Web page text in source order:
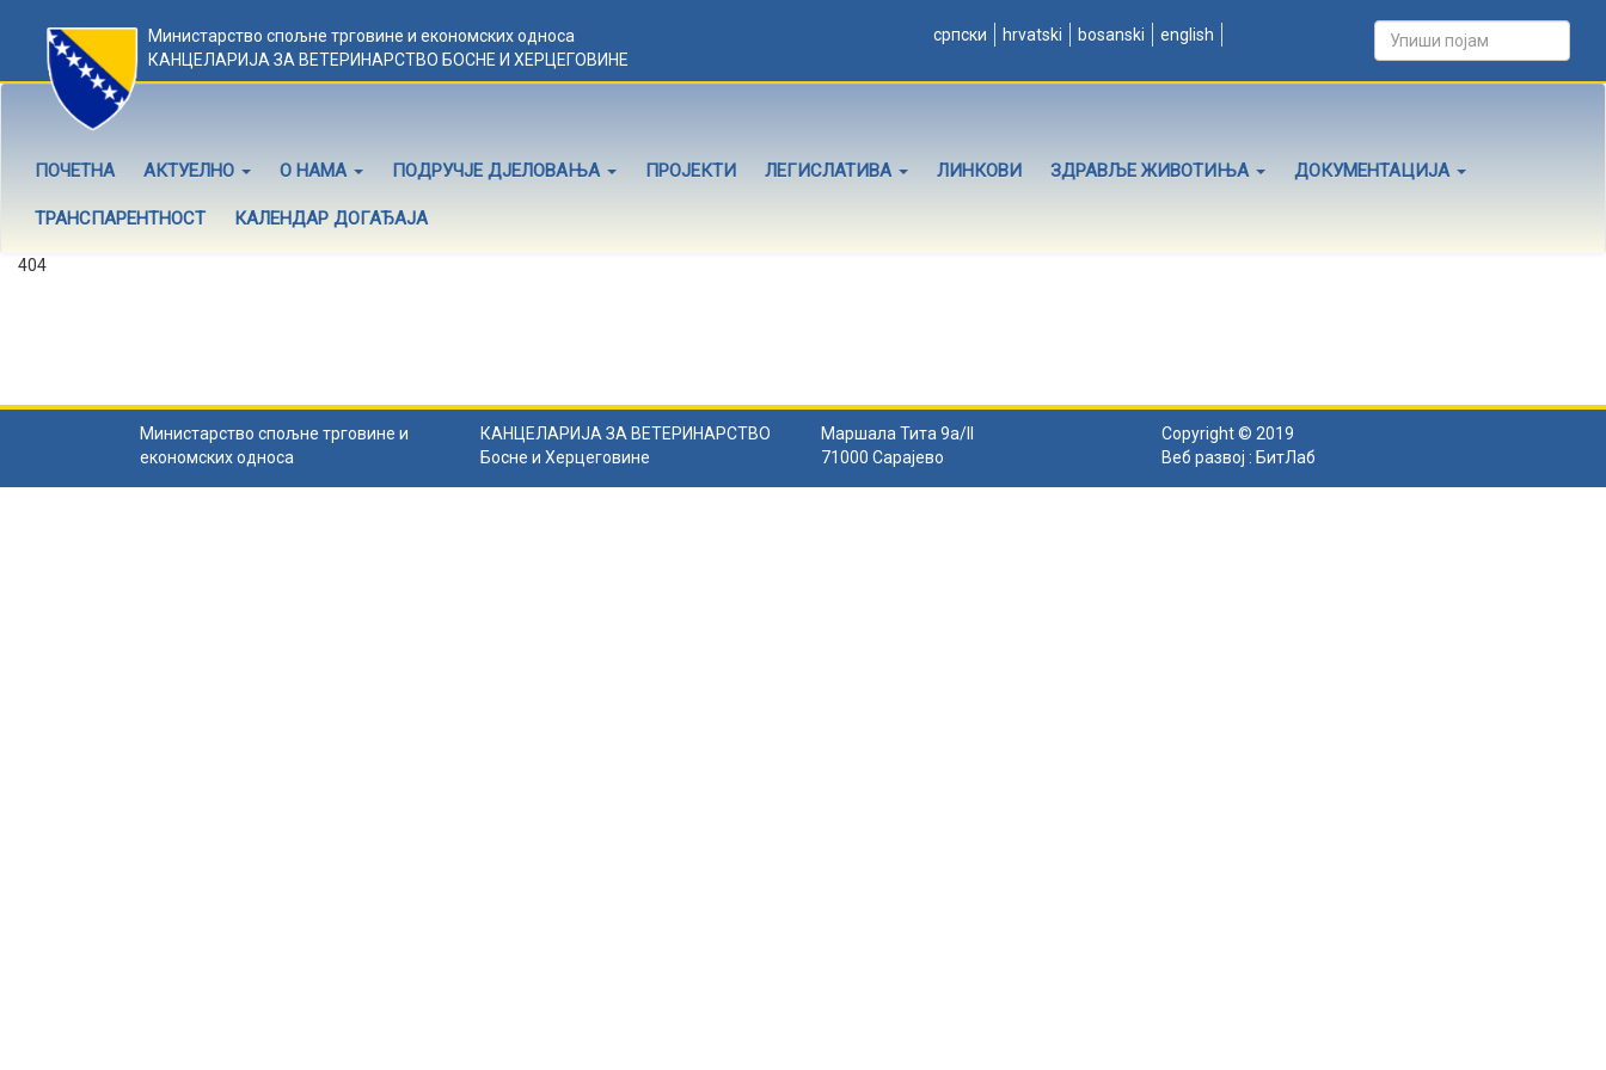
Министарство спољне трговине и економских односа
КАНЦЕЛАРИЈА ЗА ВЕТЕРИНАРСТВО БОСНЕ И ХЕРЦЕГОВИНЕ
српски hrvatski bosanski english
ПОЧЕТНА АКТУЕЛНО О НАМА ПОДРУЧЈЕ ДЈЕЛОВАЊА ПРОЈЕКТИ ЛЕГИСЛАТИВА ЛИНКОВИ ЗДРАВЉЕ ЖИВОТИЊА ДОКУМЕНТАЦИЈА
ТРАНСПАРЕНТНОСТ КАЛЕНДАР ДОГАЂАЈА
404
Министарство спољне трговине и
економских односа
КАНЦЕЛАРИЈА ЗА ВЕТЕРИНАРСТВО
Босне и Херцеговине
Маршала Тита 9а/II
71000 Сарајево
Copyright © 2019
Веб развој : БитЛаб